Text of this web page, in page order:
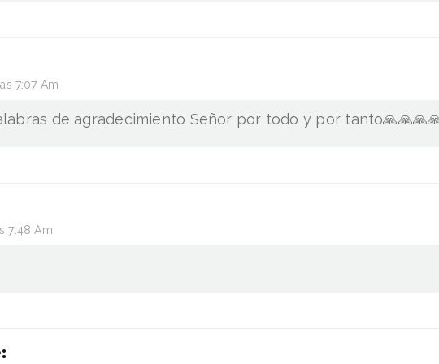
7:07 Am
de agradecimiento Señor por todo y por
7:48 Am